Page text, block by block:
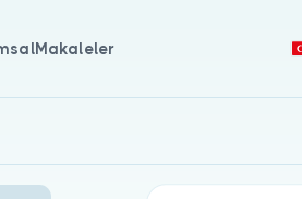
Makaleler